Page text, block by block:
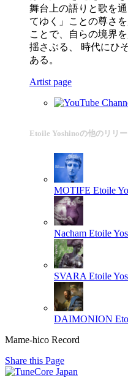
舞台上の語りと歌を
てゆく」ことの尊さ
ことで、自らの境界
揺さぶる、 時代にひ
ある。
Artist page
Etoile Yoshinoの他のリリ
MOTIFE Etoile
Nacham Etoile
SVARA Etoile
DAIMONION
Mame-hico Record
Share this Page